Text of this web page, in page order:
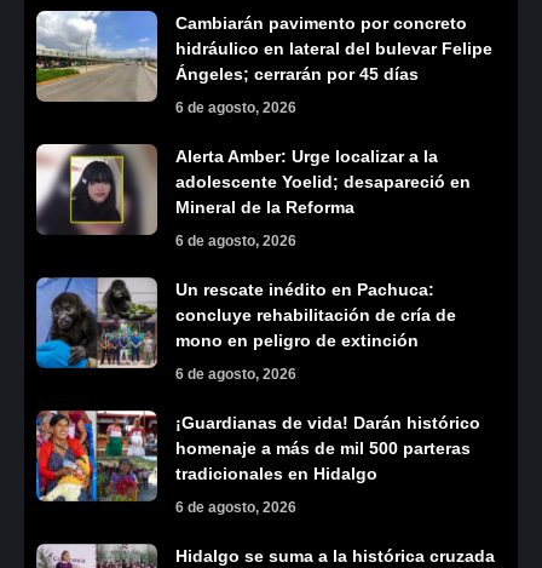
Cambiarán pavimento por concreto
hidráulico en lateral del bulevar Felipe
Ángeles; cerrarán por 45 días
6 de agosto, 2026
Alerta Amber: Urge localizar a la
adolescente Yoelid; desapareció en
Mineral de la Reforma
6 de agosto, 2026
Un rescate inédito en Pachuca:
concluye rehabilitación de cría de
mono en peligro de extinción
6 de agosto, 2026
¡Guardianas de vida! Darán histórico
homenaje a más de mil 500 parteras
tradicionales en Hidalgo
6 de agosto, 2026
Hidalgo se suma a la histórica cruzada